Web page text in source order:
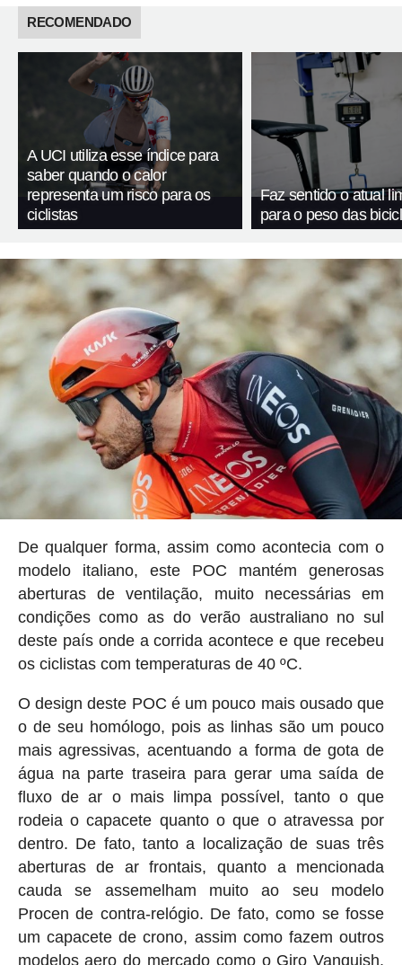
RECOMENDADO
A UCI utiliza esse índice para
saber quando o calor
representa um risco para os
ciclistas
Faz sentido o atual
para o peso das
De qualquer forma, assim como acontecia com o
modelo italiano, este POC mantém generosas
aberturas de ventilação, muito necessárias em
condições como as do verão australiano no sul
deste país onde a corrida acontece e que recebeu
os ciclistas com temperaturas de 40 ºC.
O design deste POC é um pouco mais ousado que
o de seu homólogo, pois as linhas são um pouco
mais agressivas, acentuando a forma de gota de
água na parte traseira para gerar uma saída de
fluxo de ar o mais limpa possível, tanto o que
rodeia o capacete quanto o que o atravessa por
dentro. De fato, tanto a localização de suas três
aberturas de ar frontais, quanto a mencionada
cauda se assemelham muito ao seu modelo
Procen de contra-relógio. De fato, como se fosse
um capacete de crono, assim como fazem outros
modelos aero do mercado como o Giro Vanquish,